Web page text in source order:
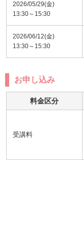
2026/05/29(金)
13:30～15:30
2026/06/12(金)
13:30～15:30
お申し込み
料金区分
受講料